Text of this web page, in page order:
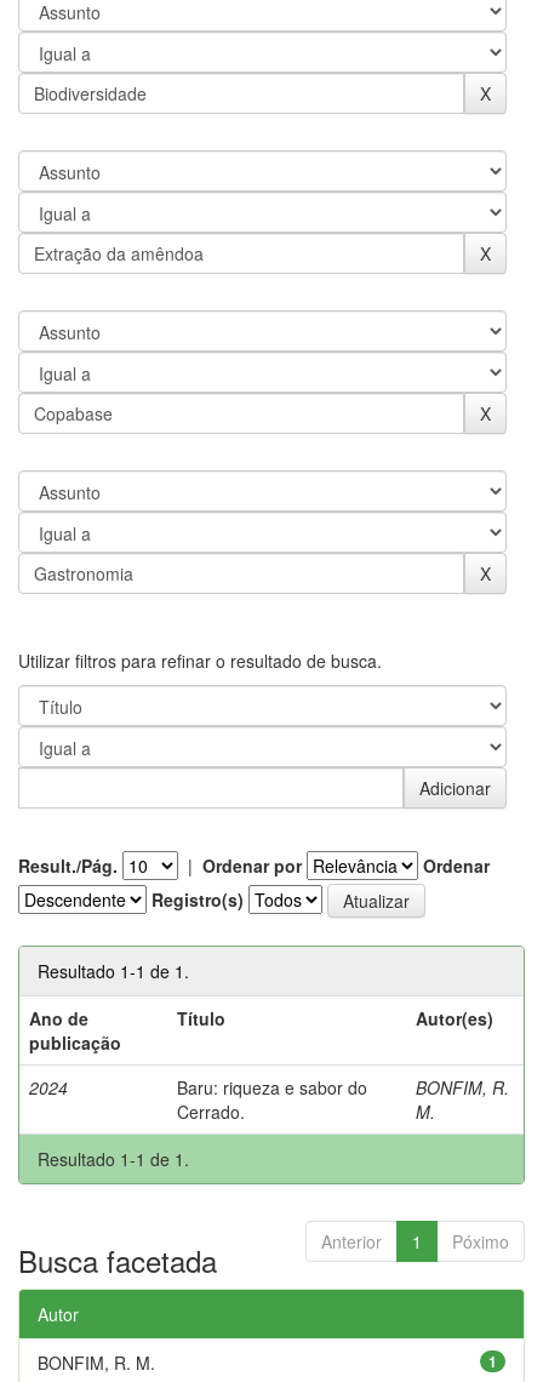
Utilizar filtros para refinar o resultado de busca.
Result./Pág. | Ordenar por
Ordenar
Registro(s)
Resultado 1-1 de 1.
Ano de
publicação
Título Autor(es)
2024
Baru: riqueza e sabor do
Cerrado.
BONFIM, R.
M.
Resultado 1-1 de 1.
Anterior 1 Póximo
Busca facetada
Autor
1
BONFIM, R. M.